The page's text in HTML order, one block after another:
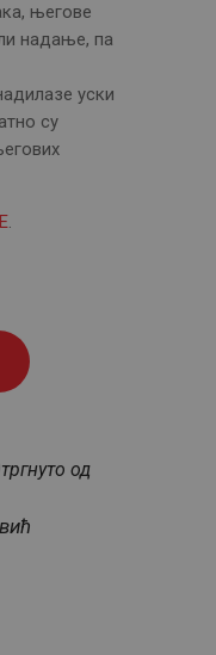
његове
надање, па
уски
су
.
од